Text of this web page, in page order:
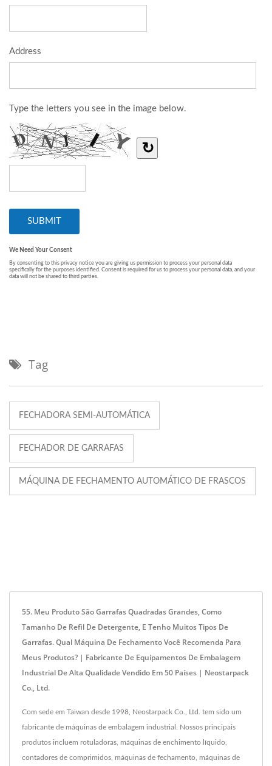
Tag
FECHADORA SEMI-AUTOMÁTICA
FECHADOR DE GARRAFAS
MÁQUINA DE FECHAMENTO AUTOMÁTICO DE FRASCOS
55. Meu Produto São Garrafas Quadradas Grandes, Como
Tamanho De Refil De Detergente, E Tenho Muitos Tipos De
Garrafas. Qual Máquina De Fechamento Você Recomenda Para
Meus Produtos? | Fabricante De Equipamentos De Embalagem
Industrial De Alta Qualidade Vendido Em 50 Países | Neostarpack
Co., Ltd.
Com sede em Taiwan desde 1998, Neostarpack Co., Ltd. tem sido um
fabricante de máquinas de embalagem industrial. Nossos principais
produtos incluem rotuladoras, máquinas de enchimento líquido,
contadores de comprimidos, máquinas de fechamento, máquinas de